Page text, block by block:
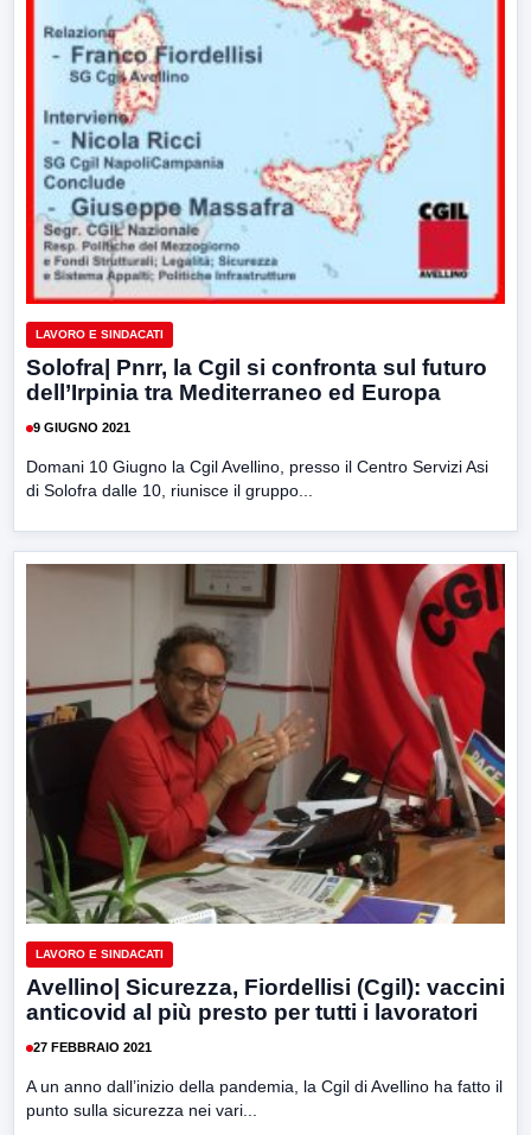
LAVORO E SINDACATI
Solofra| Pnrr, la Cgil si confronta sul futuro
dell’Irpinia tra Mediterraneo ed Europa
9 GIUGNO 2021
Domani 10 Giugno la Cgil Avellino, presso il Centro Servizi Asi
di Solofra dalle 10, riunisce il gruppo...
LAVORO E SINDACATI
Avellino| Sicurezza, Fiordellisi (Cgil): vaccini
anticovid al più presto per tutti i lavoratori
27 FEBBRAIO 2021
A un anno dall’inizio della pandemia, la Cgil di Avellino ha fatto il
punto sulla sicurezza nei vari...